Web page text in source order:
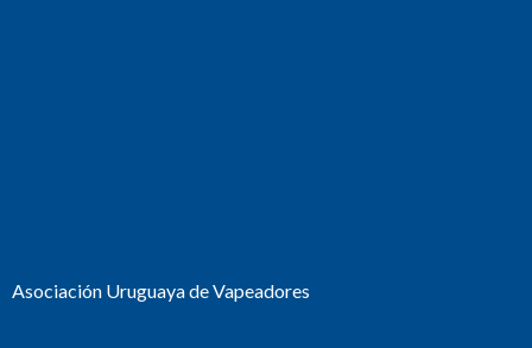
Asociación Uruguaya de Vapeadores